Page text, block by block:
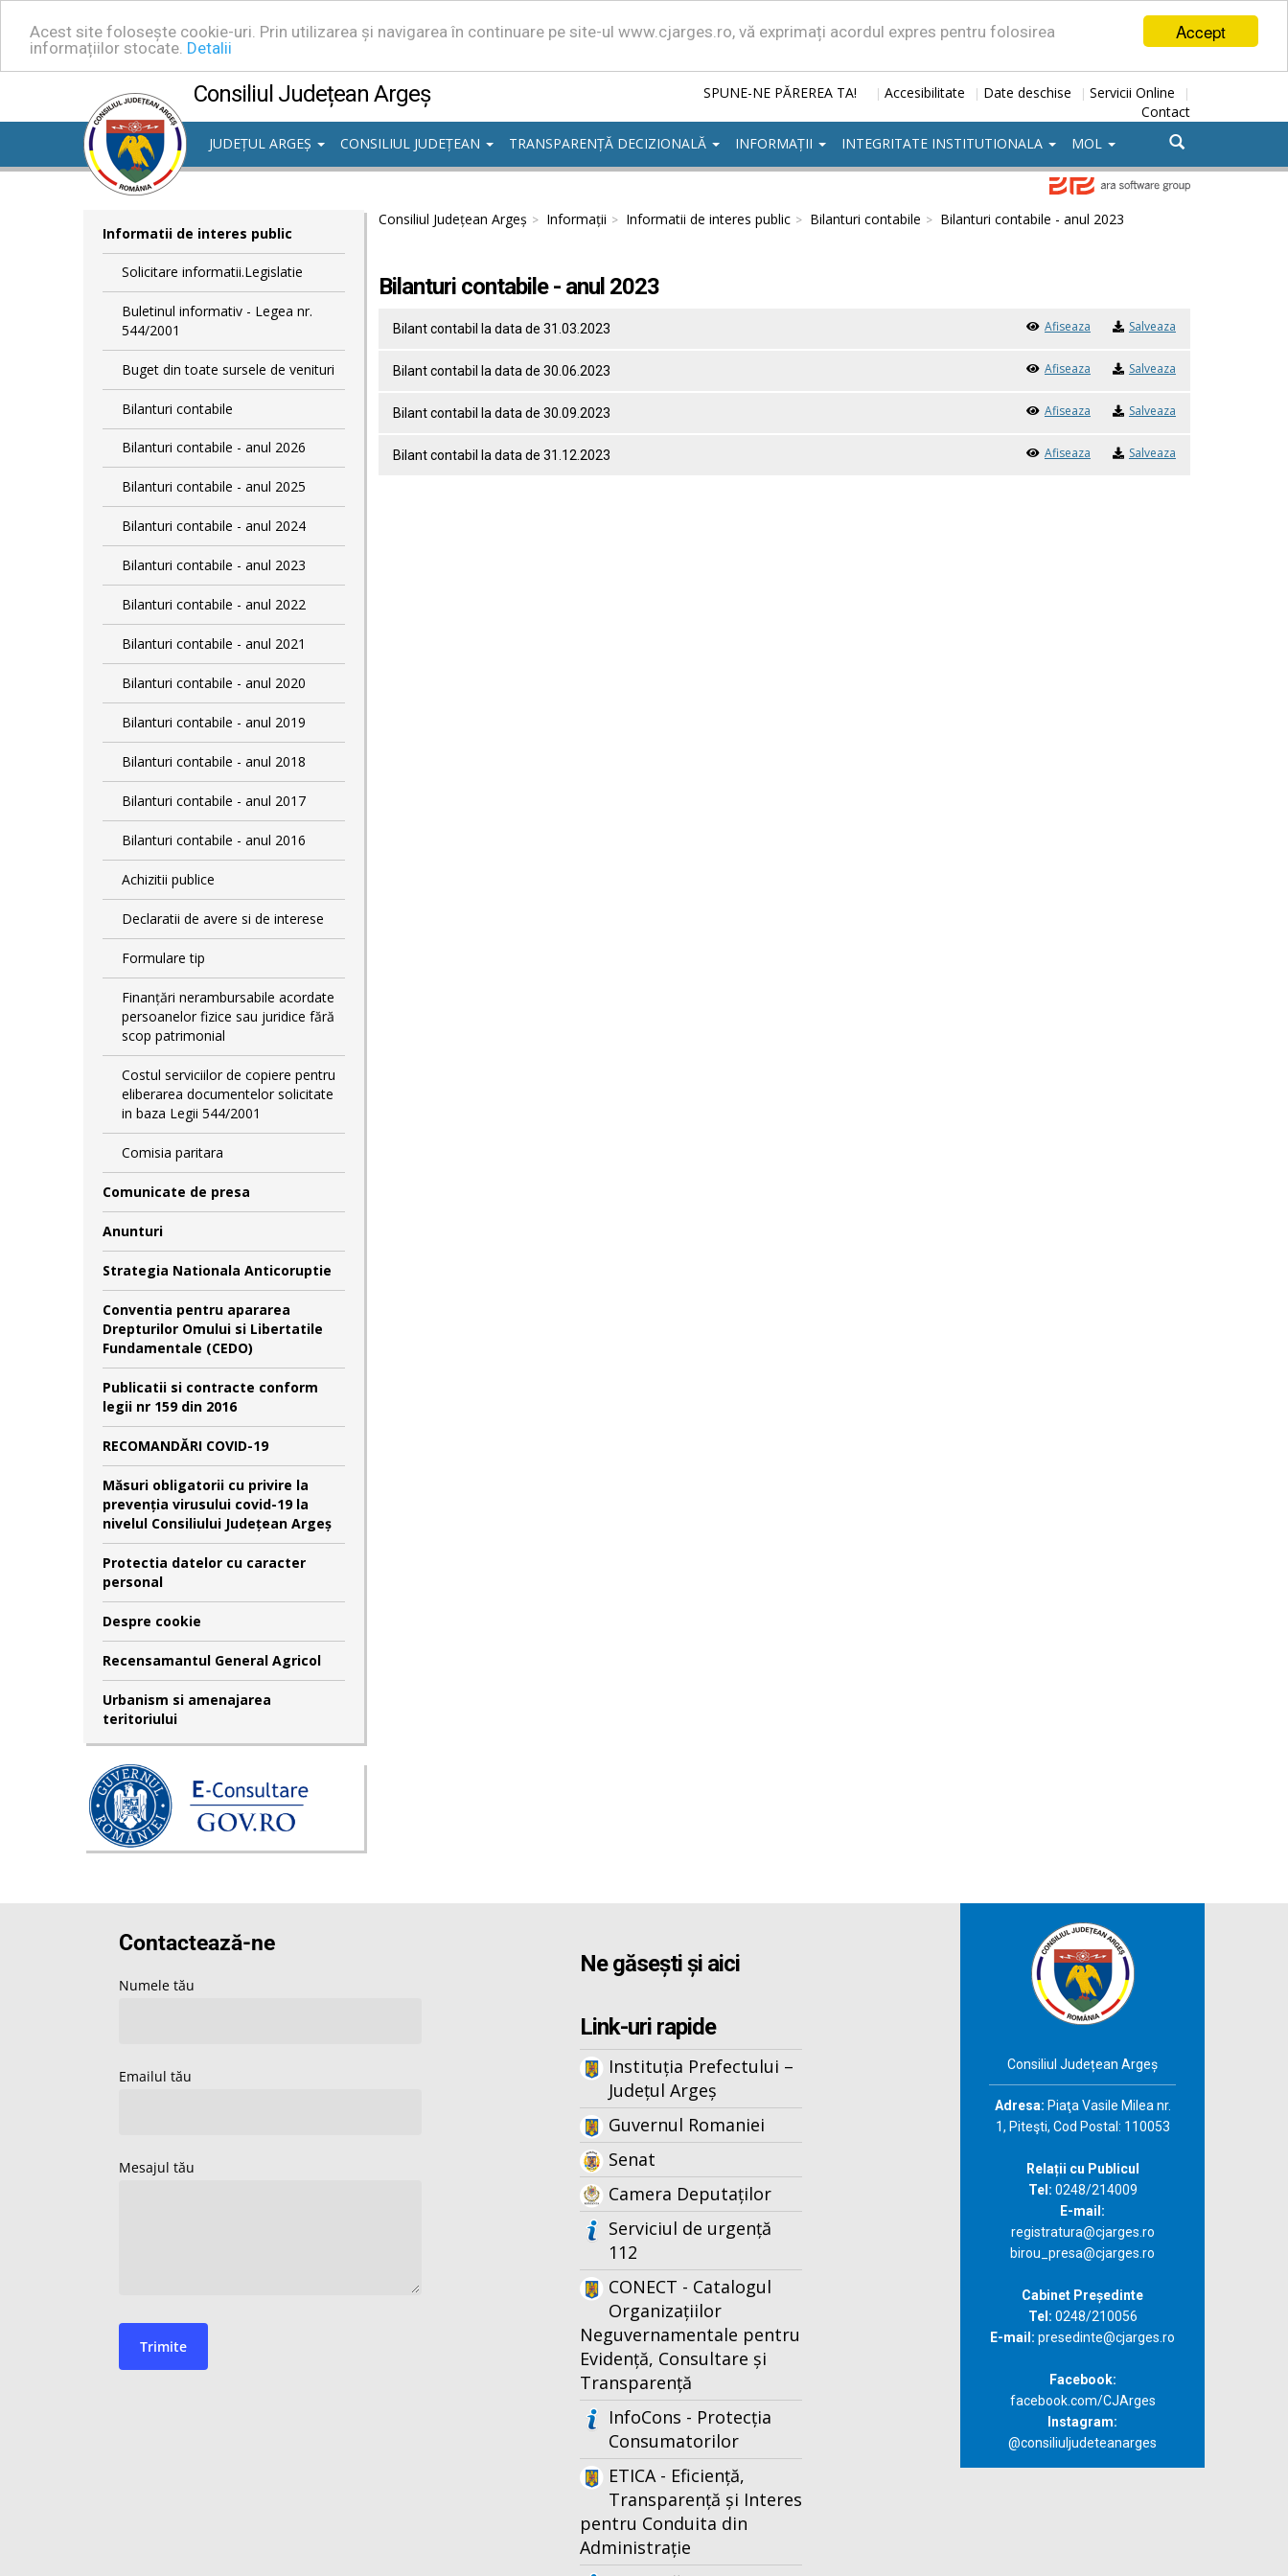
Accept
Acest site folosește cookie-uri. Prin utilizarea și navigarea în continuare pe site-ul www.cjarges.ro, vă exprimați acordul expres pentru folosirea
informațiilor stocate. Detalii
Consiliul Județean Argeș SPUNE-NE PĂREREA TA! | Accesibilitate | Date deschise | Servicii Online |
Contact
JUDEȚUL ARGEȘ
CONSILIUL JUDEȚEAN TRANSPARENȚĂ DECIZIONALĂ INFORMAȚII INTEGRITATE INSTITUTIONALA MOL
Informatii de interes public
Solicitare informatii.Legislatie
Buletinul informativ - Legea nr.
544/2001
Buget din toate sursele de venituri
Bilanturi contabile
Bilanturi contabile - anul 2026
Bilanturi contabile - anul 2025
Bilanturi contabile - anul 2024
Bilanturi contabile - anul 2023
Bilanturi contabile - anul 2022
Bilanturi contabile - anul 2021
Bilanturi contabile - anul 2020
Bilanturi contabile - anul 2019
Bilanturi contabile - anul 2018
Bilanturi contabile - anul 2017
Bilanturi contabile - anul 2016
Achizitii publice
Declaratii de avere si de interese
Formulare tip
Finanțări nerambursabile acordate
persoanelor fizice sau juridice fără
scop patrimonial
Costul serviciilor de copiere pentru
eliberarea documentelor solicitate
in baza Legii 544/2001
Comisia paritara
Comunicate de presa
Anunturi
Strategia Nationala Anticoruptie
Conventia pentru apararea
Drepturilor Omului si Libertatile
Fundamentale (CEDO)
Publicatii si contracte conform
legii nr 159 din 2016
RECOMANDĂRI COVID-19
Măsuri obligatorii cu privire la
prevenția virusului covid-19 la
nivelul Consiliului Județean Argeș
Protectia datelor cu caracter
personal
Despre cookie
Recensamantul General Agricol
Urbanism si amenajarea
teritoriului
Consiliul Județean Argeș Informații Informatii de interes public Bilanturi contabile Bilanturi contabile - anul 2023
Bilanturi contabile - anul 2023
Bilant contabil la data de 31.03.2023 Afiseaza Salveaza
Bilant contabil la data de 30.06.2023 Afiseaza Salveaza
Bilant contabil la data de 30.09.2023 Afiseaza Salveaza
Bilant contabil la data de 31.12.2023 Afiseaza Salveaza
Ne găsești și aici
Link-uri rapide
Instituția Prefectului –
Județul Argeș
Guvernul Romaniei
Senat
Camera Deputaților
Serviciul de urgență
112
CONECT - Catalogul
Organizațiilor
Neguvernamentale pentru
Evidență, Consultare și
Transparență
InfoCons - Protecția
Consumatorilor
ETICA - Eficiență,
Transparență și Interes
pentru Conduita din
Administrație
Consiliul Județean Argeș
Adresa: Piaţa Vasile Milea nr.
1, Piteşti, Cod Postal: 110053
Relații cu Publicul
Tel: 0248/214009
E-mail:
registratura@cjarges.ro
birou_presa@cjarges.ro
Cabinet Președinte
Tel: 0248/210056
E-mail: presedinte@cjarges.ro
Facebook:
facebook.com/CJArges
Instagram:
@consiliuljudeteanarges